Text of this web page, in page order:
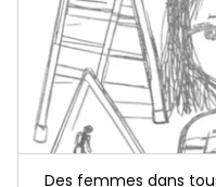
Des femmes dans